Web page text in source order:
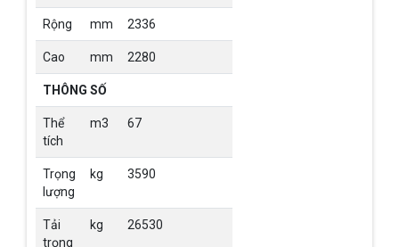
Rộng mm 2336
Cao mm 2280
THÔNG SỐ
Thể
tích
m3 67
Trọng
lượng
kg 3590
Tải
trọng
kg 26530